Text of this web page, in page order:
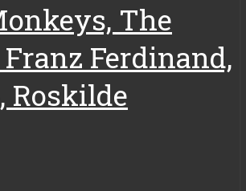
The
Ferdinand,
Roskilde